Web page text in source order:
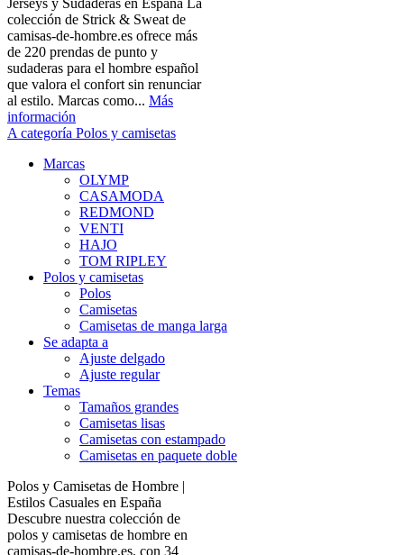
Jerseys y Sudaderas en España La
colección de Strick & Sweat de
camisas-de-hombre.es ofrece más
de 220 prendas de punto y
sudaderas para el hombre español
que valora el confort sin renunciar
al estilo. Marcas como... Más
información
A categoría Polos y camisetas
Marcas
OLYMP
CASAMODA
REDMOND
VENTI
HAJO
TOM RIPLEY
Polos y camisetas
Polos
Camisetas
Camisetas de manga larga
Se adapta a
Ajuste delgado
Ajuste regular
Temas
Tamaños grandes
Camisetas lisas
Camisetas con estampado
Camisetas en paquete doble
Polos y Camisetas de Hombre |
Estilos Casuales en España
Descubre nuestra colección de
polos y camisetas de hombre en
camisas-de-hombre.es, con 34